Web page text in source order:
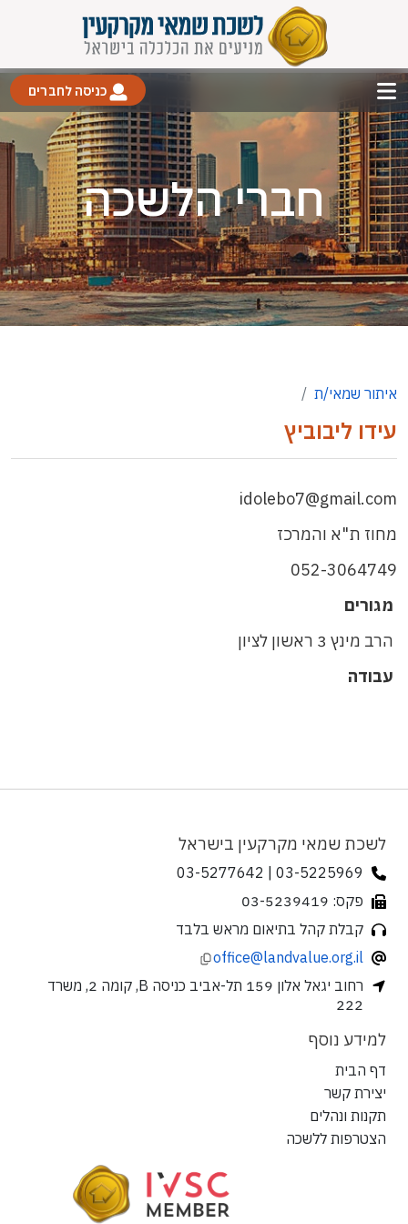
כניסה לחברים
חברי הלשכה
איתור שמאי/ת
עידו ליבוביץ
idolebo7@gmail.com
מחוז ת"א והמרכז
052-3064749
מגורים
הרב מינץ 3 ראשון לציון
עבודה
לשכת שמאי מקרקעין בישראל
03-5225969 | 03-5277642
פקס: 03-5239419
קבלת קהל בתיאום מראש בלבד
office@landvalue.org.il
רחוב יגאל אלון 159 תל-אביב כניסה B, קומה 2, משרד
222
למידע נוסף
דף הבית
יצירת קשר
תקנות ונהלים
הצטרפות ללשכה